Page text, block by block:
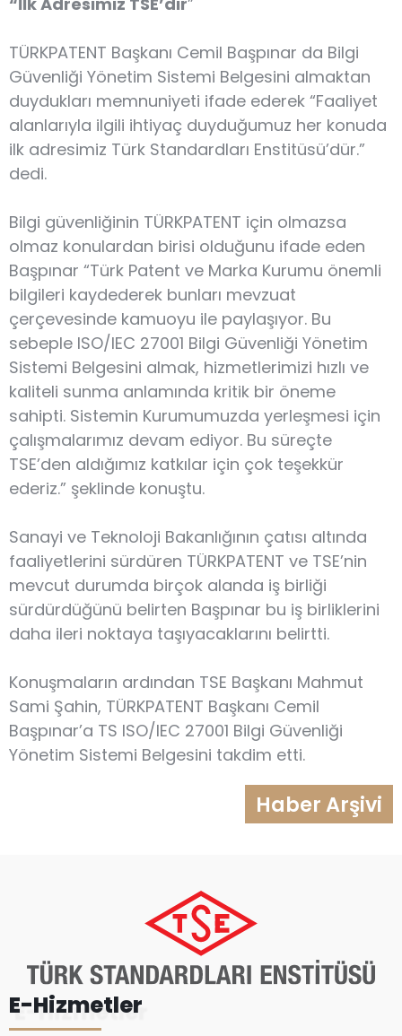
TÜRKPATENT Başkanı Cemil Başpınar da Bilgi
Güvenliği Yönetim Sistemi Belgesini almaktan
duydukları memnuniyeti ifade ederek “Faaliyet
alanlarıyla ilgili ihtiyaç duyduğumuz her konuda
ilk adresimiz Türk Standardları Enstitüsü’dür.”
dedi.
Bilgi güvenliğinin TÜRKPATENT için olmazsa
olmaz konulardan birisi olduğunu ifade eden
Başpınar “Türk Patent ve Marka Kurumu önemli
bilgileri kaydederek bunları mevzuat
çerçevesinde kamuoyu ile paylaşıyor. Bu
sebeple ISO/IEC 27001 Bilgi Güvenliği Yönetim
Sistemi Belgesini almak, hizmetlerimizi hızlı ve
kaliteli sunma anlamında kritik bir öneme
sahipti. Sistemin Kurumumuzda yerleşmesi için
çalışmalarımız devam ediyor. Bu süreçte
TSE’den aldığımız katkılar için çok teşekkür
ederiz.” şeklinde konuştu.
Sanayi ve Teknoloji Bakanlığının çatısı altında
faaliyetlerini sürdüren TÜRKPATENT ve TSE’nin
mevcut durumda birçok alanda iş birliği
sürdürdüğünü belirten Başpınar bu iş birliklerini
daha ileri noktaya taşıyacaklarını belirtti.
Konuşmaların ardından TSE Başkanı Mahmut
Sami Şahin, TÜRKPATENT Başkanı Cemil
Başpınar’a TS ISO/IEC 27001 Bilgi Güvenliği
Yönetim Sistemi Belgesini takdim etti.
Haber Arşivi
E-Hizmetler